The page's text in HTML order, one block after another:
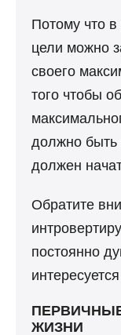
Потому что
цели можно
своего
того чтобы
должно быть
должен
Обратите
постоянно
ЖИЗНИ